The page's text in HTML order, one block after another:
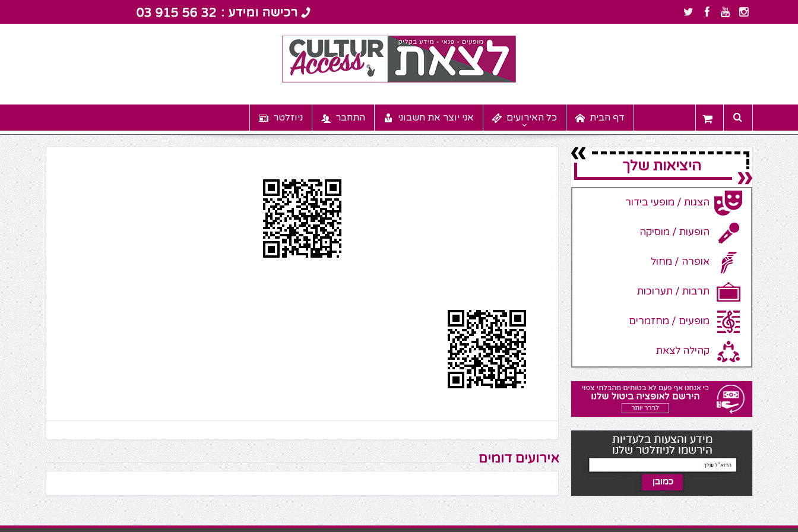
ניוזלטר התחבר אני יוצר את חשבוני כל האירועים דף הבית
אירועים דומים
היציאות שלך
הצגות / מופעי בידור
הופעות / מוסיקה
אופרה / מחול
תרבות / תערוכות
מופעים / מחזמרים
קהילה לצאת